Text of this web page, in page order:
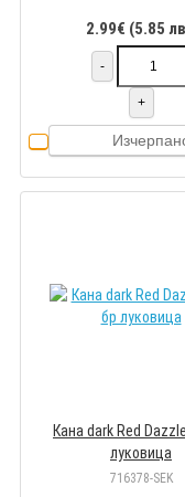
2.99€ (5.85
-
+
Кана dark Red
луковицa
716378-SEK